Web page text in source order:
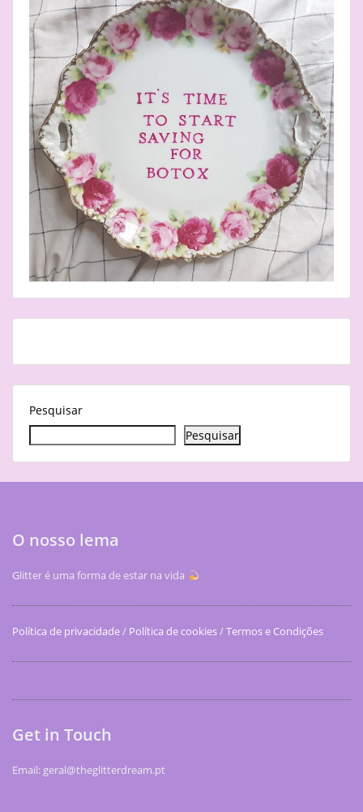
Pesquisar
Pesquisar
O nosso lema
Glitter é uma forma de estar na vida
Política de privacidade/ Política de cookies/Termos e Condições
Get in Touch
Email: geral@theglitterdream.pt